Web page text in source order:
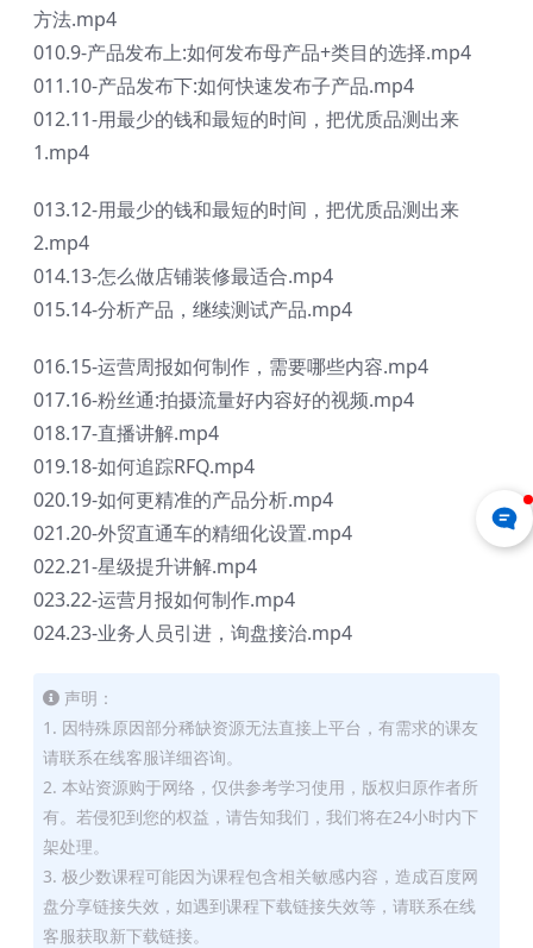
方法.mp4
010.9-产品发布上:如何发布母产品+类目的选择.mp4
011.10-产品发布下:如何快速发布子产品.mp4
012.11-用最少的钱和最短的时间，把优质品测出来
1.mp4
013.12-用最少的钱和最短的时间，把优质品测出来
2.mp4
014.13-怎么做店铺装修最适合.mp4
015.14-分析产品，继续测试产品.mp4
016.15-运营周报如何制作，需要哪些内容.mp4
017.16-粉丝通:拍摄流量好内容好的视频.mp4
018.17-直播讲解.mp4
019.18-如何追踪RFQ.mp4
020.19-如何更精准的产品分析.mp4
021.20-外贸直通车的精细化设置.mp4
022.21-星级提升讲解.mp4
023.22-运营月报如何制作.mp4
024.23-业务人员引进，询盘接治.mp4
声明：
1. 因特殊原因部分稀缺资源无法直接上平台，有需求的课友
请联系在线客服详细咨询。
2. 本站资源购于网络，仅供参考学习使用，版权归原作者所
有。若侵犯到您的权益，请告知我们，我们将在24小时内下
架处理。
3. 极少数课程可能因为课程包含相关敏感内容，造成百度网
盘分享链接失效，如遇到课程下载链接失效等，请联系在线
客服获取新下载链接。